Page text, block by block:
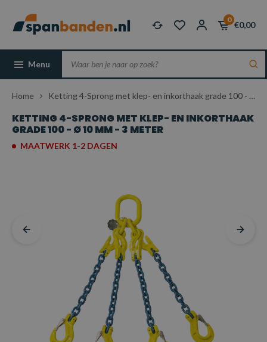
0
€0,00
Menu
Home Ketting 4-Sprong met klep- en inkorthaak grade 100 - Ø 10 mm - 3 meter
KETTING 4-SPRONG MET KLEP- EN INKORTHAAK
GRADE 100 - Ø 10 MM - 3 METER
MAATWERK 1-2 DAGEN